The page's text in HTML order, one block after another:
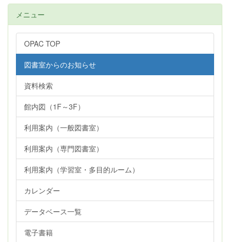
メニュー
OPAC TOP
図書室からのお知らせ
資料検索
館内図（1F～3F）
利用案内（一般図書室）
利用案内（専門図書室）
利用案内（学習室・多目的ルーム）
カレンダー
データベース一覧
電子書籍